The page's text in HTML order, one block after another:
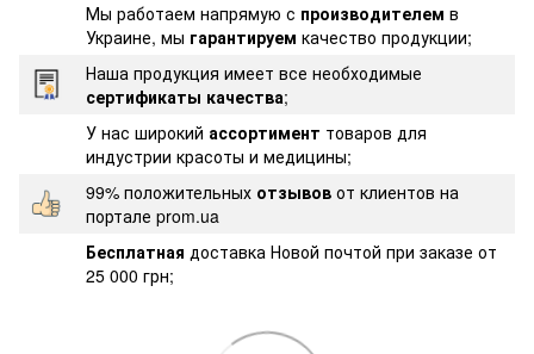
Мы работаем напрямую с производителем в
Украине, мы гарантируем качество продукции;
Наша продукция имеет все необходимые
сертификаты качества;
У нас широкий ассортимент товаров для
индустрии красоты и медицины;
99% положительных отзывов от клиентов на
портале prom.ua
Бесплатная доставка Новой почтой при заказе от
25 000 грн;